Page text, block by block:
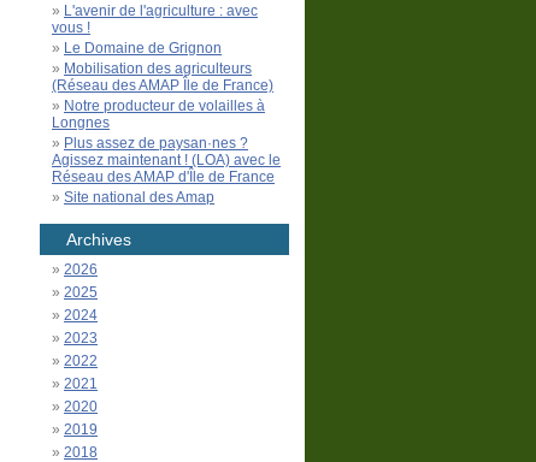
L'avenir de l'agriculture : avec
vous !
Le Domaine de Grignon
Mobilisation des agriculteurs
(Réseau des AMAP Île de France)
Notre producteur de volailles à
Longnes
Plus assez de paysan·nes ?
Agissez maintenant ! (LOA) avec le
Réseau des AMAP d'Île de France
Site national des Amap
Archives
2026
2025
2024
2023
2022
2021
2020
2019
2018